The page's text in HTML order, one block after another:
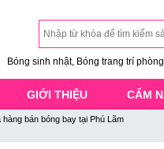
Bóng sinh nhật, Bóng trang trí
GIỚI THIỆU CẨM
hàng bán bóng bay tại Phú Lãm